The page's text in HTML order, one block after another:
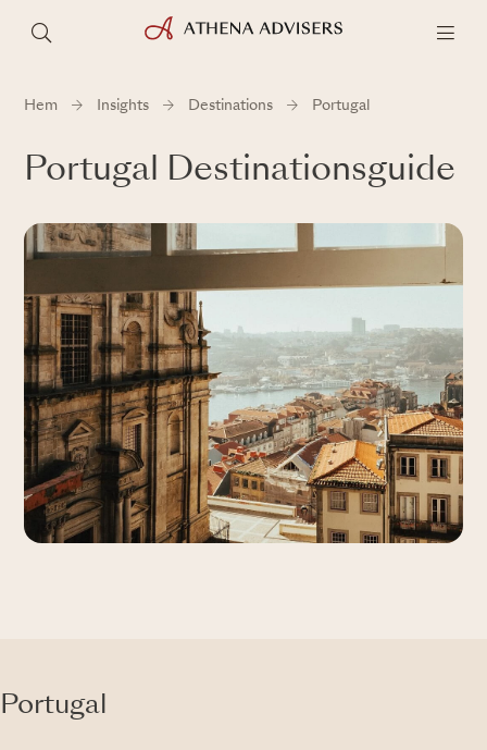
Hem Insights Destinations Portugal
Portugal Destinationsguide
Portugal